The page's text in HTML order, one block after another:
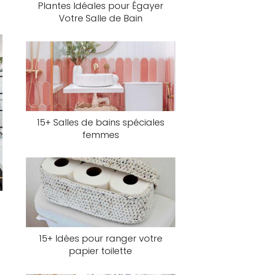
Plantes Idéales pour Égayer
Votre Salle de Bain
15+ Salles de bains spéciales
femmes
15+ Idées pour ranger votre
papier toilette